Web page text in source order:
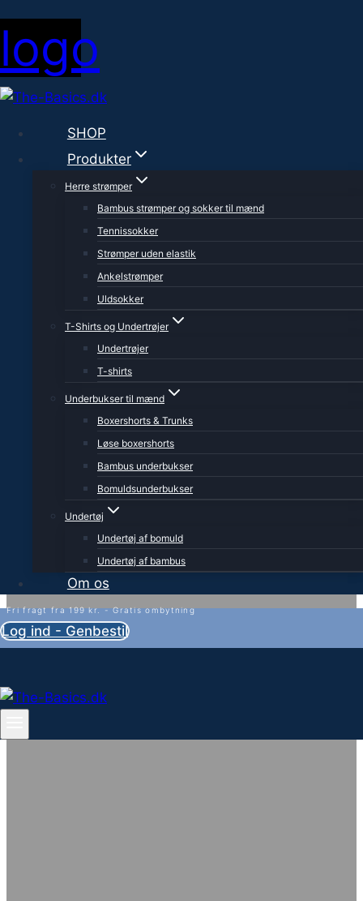
SHOP
Produkter
Herre strømper
Bambus strømper og sokker til mænd
Tennissokker
Strømper uden elastik
Ankelstrømper
Uldsokker
T-Shirts og Undertrøjer
Undertrøjer
T-shirts
Underbukser til mænd
Boxershorts & Trunks
Løse boxershorts
Bambus underbukser
Bomuldsunderbukser
Undertøj
Undertøj af bomuld
Undertøj af bambus
Om os
Fri fragt fra 199 kr. - Gratis ombytning
Log ind - Genbestil